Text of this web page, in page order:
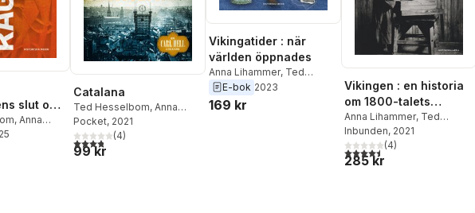
slut och
därefter
, Anna
Totalt antal röster:
Catalana
Ted Hesselbom, Anna
Lihammer
Pocket, 2021
3,8utav 5 stjärnor. Totalt antal röster:
(4)
99 kr
Vikingatider : när
världen öppnades
Anna Lihammer, Ted
Hesselbom
E-bok 2023
169 kr
Vikingen : en historia
om 1800-talets
manlighet
Anna Lihammer, Ted
Hesselbom
Inbunden, 2021
4,5utav 5 stjärnor. Totalt
(4)
285 kr